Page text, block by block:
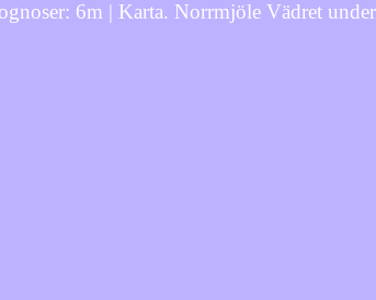
6m | Karta. Norrmjöle Vädret